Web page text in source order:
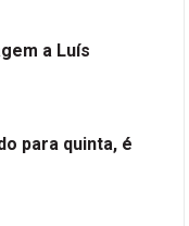
a Luís
para quinta, é